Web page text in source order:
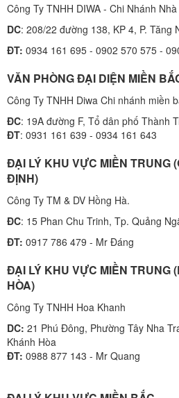
Công Ty TNHH DIWA - Chi Nhánh
DC: 208/22 đường 138, KP 4, P. Tăng
ĐT: 0934 161 695 - 0902 570 575 -
VĂN PHÒNG ĐẠI DIỆN MIỀN
Công Ty TNHH Diwa Chi nhánh miền
ĐC: 19A đường F, Tổ dân phố Thành
ĐT: 0931 161 639 - 0934 161 643
ĐẠI LÝ KHU VỰC MIỀN TRUNG
ĐỊNH)
Công Ty TM & DV Hồng Hà.
ĐC: 15 Phan Chu Trinh, Tp. Quảng
ĐT: 0917 786 479 - Mr Đáng
ĐẠI LÝ KHU VỰC MIỀN TRUNG
HÒA)
Công Ty TNHH Hoa Khanh
DC: 21 Phú Đông, Phường Tây Nha
Khánh Hòa
ĐT: 0988 877 143 - Mr Quang